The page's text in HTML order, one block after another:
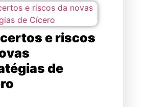
e riscos
de